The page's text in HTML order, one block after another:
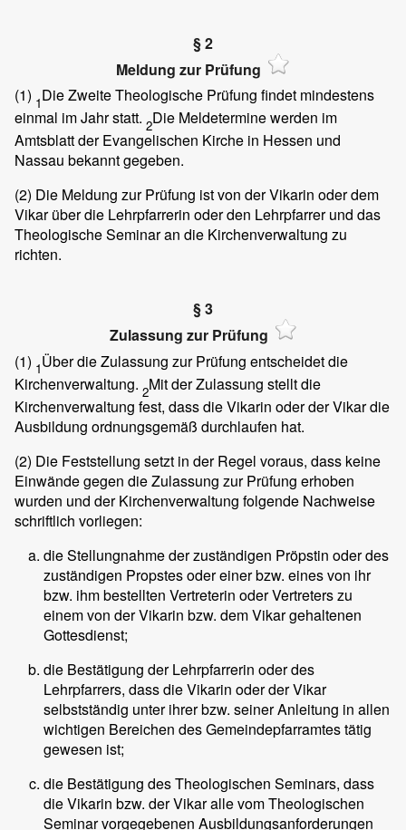
§ 2
Meldung zur Prüfung
(1) 1Die Zweite Theologische Prüfung findet mindestens
einmal im Jahr statt. 2Die Meldetermine werden im
Amtsblatt der Evangelischen Kirche in Hessen und
Nassau bekannt gegeben.
(2) Die Meldung zur Prüfung ist von der Vikarin oder dem
Vikar über die Lehrpfarrerin oder den Lehrpfarrer und das
Theologische Seminar an die Kirchenverwaltung zu
richten.
§ 3
Zulassung zur Prüfung
(1) 1Über die Zulassung zur Prüfung entscheidet die
Kirchenverwaltung. 2Mit der Zulassung stellt die
Kirchenverwaltung fest, dass die Vikarin oder der Vikar die
Ausbildung ordnungsgemäß durchlaufen hat.
(2) Die Feststellung setzt in der Regel voraus, dass keine
Einwände gegen die Zulassung zur Prüfung erhoben
wurden und der Kirchenverwaltung folgende Nachweise
schriftlich vorliegen:
die Stellungnahme der zuständigen Pröpstin oder des
zuständigen Propstes oder einer bzw. eines von ihr
bzw. ihm bestellten Vertreterin oder Vertreters zu
einem von der Vikarin bzw. dem Vikar gehaltenen
Gottesdienst;
die Bestätigung der Lehrpfarrerin oder des
Lehrpfarrers, dass die Vikarin oder der Vikar
selbstständig unter ihrer bzw. seiner Anleitung in allen
wichtigen Bereichen des Gemeindepfarramtes tätig
gewesen ist;
die Bestätigung des Theologischen Seminars, dass
die Vikarin bzw. der Vikar alle vom Theologischen
Seminar vorgegebenen Ausbildungsanforderungen